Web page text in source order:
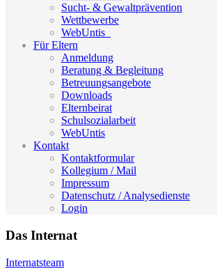
Sucht- & Gewaltprävention
Wettbewerbe
WebUntis_
Für Eltern
Anmeldung
Beratung & Begleitung
Betreuungsangebote
Downloads
Elternbeirat
Schulsozialarbeit
WebUntis
Kontakt
Kontaktformular
Kollegium / Mail
Impressum
Datenschutz / Analysedienste
Login
Das Internat
Internatsteam